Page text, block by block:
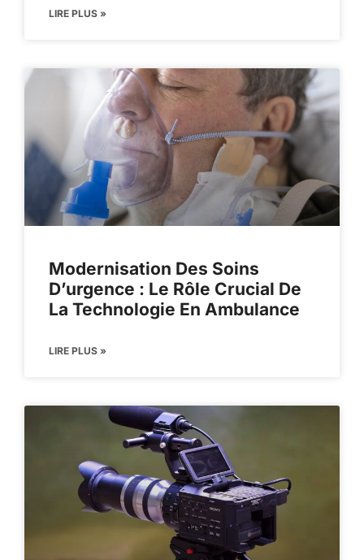
LIRE PLUS »
Modernisation Des Soins
D’urgence : Le Rôle Crucial De
La Technologie En Ambulance
LIRE PLUS »